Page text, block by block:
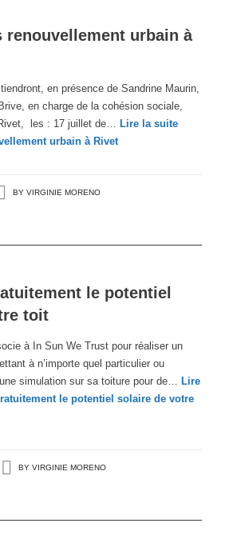
renouvellement urbain à
en présence de Sandrine Maurin,
en charge de la cohésion sociale,
les : 17 juillet de… Lire la suite
urbain à Rivet
BY VIRGINIE MORENO
le potentiel
toit
à In Sun We Trust pour réaliser un
à n’importe quel particulier ou
simulation sur sa toiture pour de… Lire
le potentiel solaire de votre
BY VIRGINIE MORENO